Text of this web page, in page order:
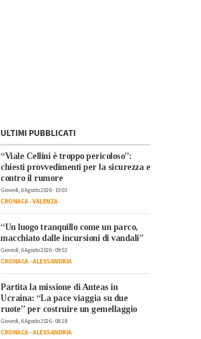
ULTIMI PUBBLICATI
“Viale Cellini è troppo pericoloso”:
chiesti provvedimenti per la sicurezza e
contro il rumore
Giovedì, 6 Agosto 2026 - 10:03
CRONACA-VALENZA
“Un luogo tranquillo come un parco,
macchiato dalle incursioni di vandali”
Giovedì, 6 Agosto 2026 - 09:53
CRONACA-ALESSANDRIA
Partita la missione di Anteas in
Ucraina: “La pace viaggia su due
ruote” per costruire un gemellaggio
Giovedì, 6 Agosto 2026 - 08:18
CRONACA-ALESSANDRIA